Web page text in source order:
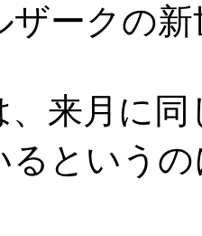
ザークの新
、来月に
るという